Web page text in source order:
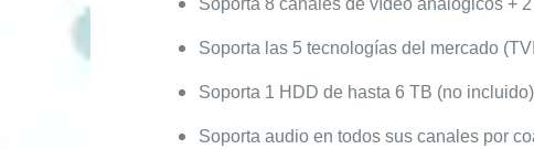
Soporta las 5 tecnologías del mercado
Soporta 1 HDD de hasta 6 TB (no
Soporta audio en todos sus canales por